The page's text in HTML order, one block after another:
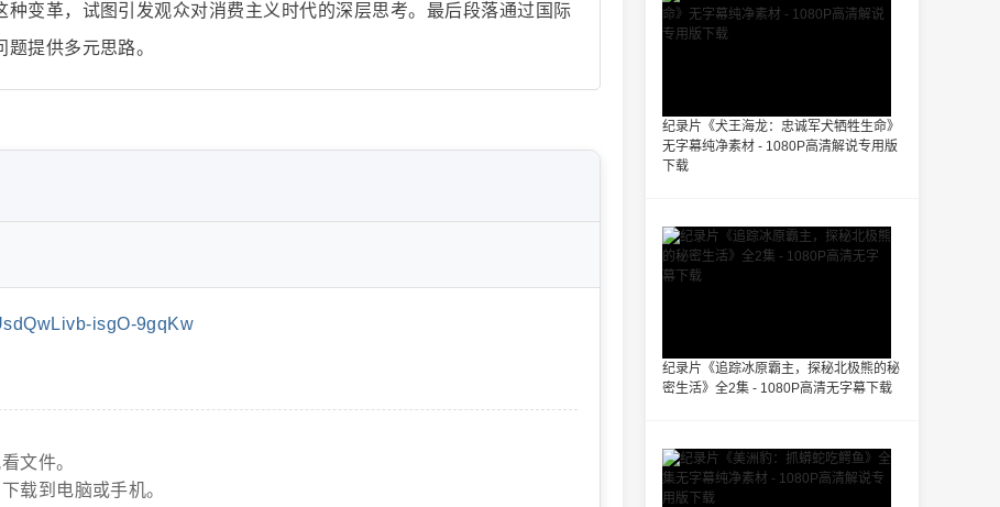
变革，试图引发观众对消费主义时代的深层思考。最后段落通过国际
提供多元思路。
isgO-9gqKw
文件。
载到电脑或手机。
纪录片《犬王海龙：忠诚军犬牺牲生命》
无字幕纯净素材 - 1080P高清解说专用版
下载
纪录片《追踪冰原霸主，探秘北极熊的秘
密生活》全2集 - 1080P高清无字幕下载